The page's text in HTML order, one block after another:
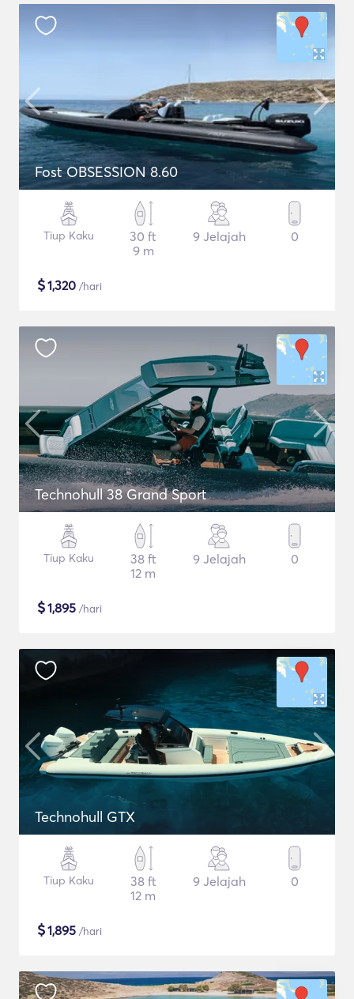
Fost OBSESSION 8.60
Tiup Kaku
30 ft
9 m
9 Jelajah 0
$1,320 /hari
Technohull 38 Grand Sport
Tiup Kaku
38 ft
12 m
9 Jelajah 0
$1,895 /hari
Technohull GTX
Tiup Kaku
38 ft
12 m
9 Jelajah 0
$1,895 /hari